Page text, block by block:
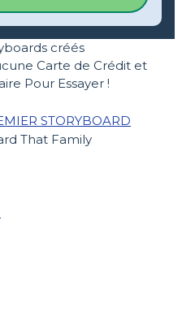
créés
Carte de Crédit et
Pour Essayer !
STORYBOARD